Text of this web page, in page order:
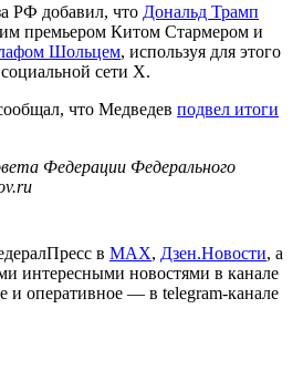
РФ добавил, что Дональд Трамп
премьером Китом Стармером и
Шольцем, используя для этого
сети Х.
что Медведев подвел итоги
Федерации Федерального
в МАХ, Дзен.Новости, а
интересными новостями в канале
и оперативное — в telegram-канале